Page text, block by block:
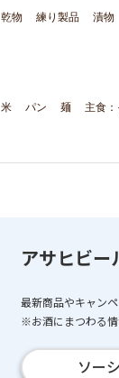
乾物 練り製品 漬物
米 パン 麺 主食
アサヒビー
最新商品やキャン
※お酒にまつわる情
ソー